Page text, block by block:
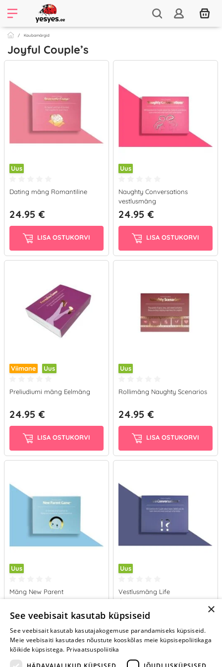
Kaubamärgid
Joyful Couple’s
Uus
Dating mäng Romantiline
24.95 €
LISA OSTUKORVI
Uus
Naughty Conversations
vestlusmäng
24.95 €
LISA OSTUKORVI
Viimane Uus
Preliudiumi mäng Eelmäng
24.95 €
LISA OSTUKORVI
Uus
Rollimäng Naughty Scenarios
24.95 €
LISA OSTUKORVI
Uus
Mäng New Parent
24.95 €
LISA OSTUKORVI
Uus
Vestlusmäng Life
Conversations
24.95 €
LISA OSTUKORVI
×
See veebisait kasutab küpsiseid
See veebisait kasutab kasutajakogemuse parandamiseks küpsiseid.
Meie veebisaiti kasutades nõustute kooskõlas meie küpsisepoliitikaga
kõikide küpsistega. Privaatsuspoliitika